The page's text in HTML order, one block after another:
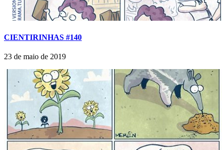
CIENTIRINHAS #140
23 de maio de 2019